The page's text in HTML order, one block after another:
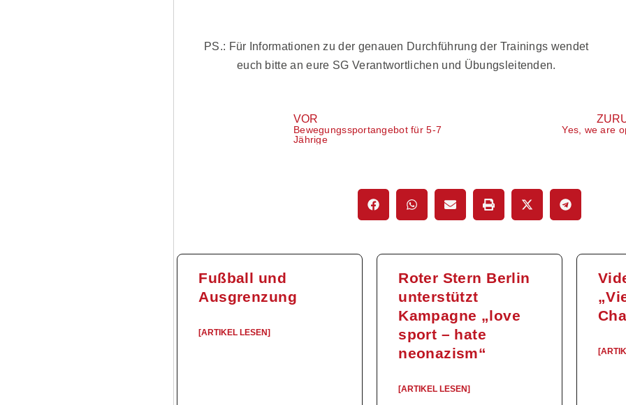
PS.: Für Informationen zu der genauen Durchführung der Trainings wendet
euch bitte an eure SG Verantwortlichen und Übungsleitenden.
VOR
Bewegungssportangebot für 5-7
Jährige
Yes, we are
Fußball und
Ausgrenzung
[ARTIKEL LESEN]
Roter Stern Berlin
unterstützt
Kampagne „love
sport – hate
neonazism“
[ARTIKEL LESEN]